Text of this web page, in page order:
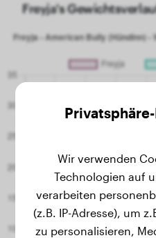
Freyja's
Wir verwenden
Technologien auf
verarbeiten
(z.B. IP-Adresse), um
zu personalisieren,